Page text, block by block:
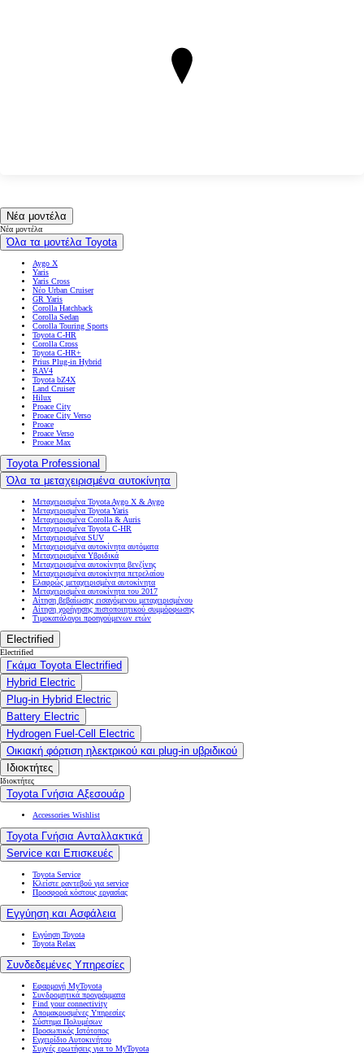
Νέα μοντέλα
Νέα μοντέλα
Όλα τα μοντέλα Toyota
Aygo X
Yaris
Yaris Cross
Νέο Urban Cruiser
GR Yaris
Corolla Hatchback
Corolla Sedan
Corolla Touring Sports
Toyota C-HR
Corolla Cross
Toyota C-HR+
Prius Plug-in Hybrid
RAV4
Toyota bZ4X
Land Cruiser
Hilux
Proace City
Proace City Verso
Proace
Proace Verso
Proace Max
Toyota Professional
Όλα τα μεταχειρισμένα αυτοκίνητα
Μεταχειρισμένα Toyota Aygo X & Aygo
Μεταχειρισμένα Toyota Yaris
Μεταχειρισμένα Corolla & Auris
Μεταχειρισμένα Toyota C-HR
Μεταχειρισμένα SUV
Μεταχειρισμένα αυτοκίνητα αυτόματα
Μεταχειρισμένα Υβριδικά
Μεταχειρισμένα αυτοκίνητα βενζίνης
Μεταχειρισμένα αυτοκίνητα πετρελαίου
Ελαφρώς μεταχειρισμένα αυτοκίνητα
Μεταχειρισμένα αυτοκίνητα του 2017
Αίτηση βεβαίωσης εισαγόμενου μεταχειρισμένου
Αίτηση χορήγησης πιστοποιητικού συμμόρφωσης
Τιμοκατάλογοι προηγούμενων ετών
Electrified
Electrified
Γκάμα Toyota Electrified
Hybrid Electric
Plug-in Hybrid Electric
Battery Electric
Hydrogen Fuel-Cell Electric
Οικιακή φόρτιση ηλεκτρικού και plug-in υβριδικού
Ιδιοκτήτες
Ιδιοκτήτες
Toyota Γνήσια Αξεσουάρ
Accessories Wishlist
Toyota Γνήσια Ανταλλακτικά
Service και Επισκευές
Toyota Service
Κλείστε ραντεβού για service
Προσφορά κόστους εργασίας
Εγγύηση και Ασφάλεια
Εγγύηση Toyota
Toyota Relax
Συνδεδεμένες Υπηρεσίες
Εφαρμογή MyToyota
Συνδρομητικά προγράμματα
Find your connectivity
Απομακρυσμένες Υπηρεσίες
Σύστημα Πολυμέσων
Προσωπικός Ιστότοπος
Εγχειρίδιο Αυτοκινήτου
Συχνές ερωτήσεις για το MyToyota